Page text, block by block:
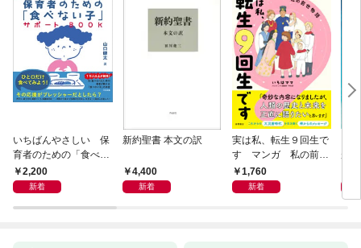
いちばんやさしい 保
育者のための「食べな
い子」サポートＢＯＯ
Ｋ 偏食・少食のお悩
2,200
新着
新約聖書 本文の訳
4,400
新着
実は私、転生９回生で
す マンガ 私の前世
物語1,760
新着
が